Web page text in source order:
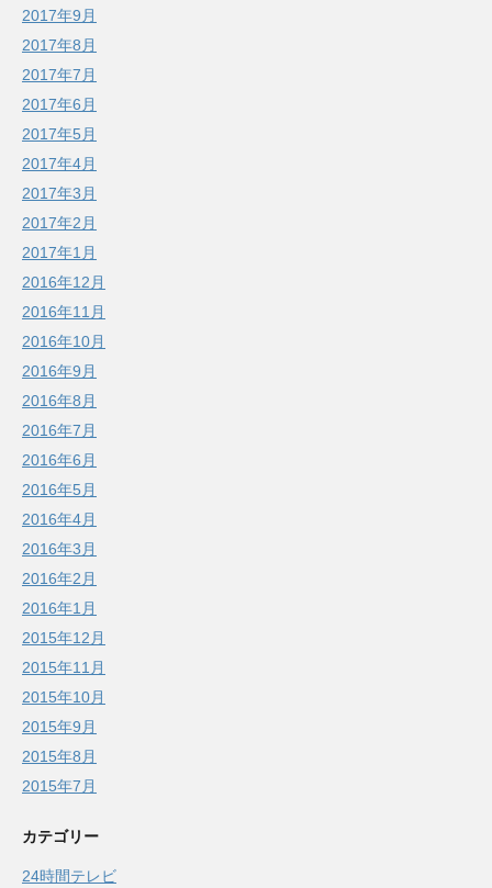
2017年9月
2017年8月
2017年7月
2017年6月
2017年5月
2017年4月
2017年3月
2017年2月
2017年1月
2016年12月
2016年11月
2016年10月
2016年9月
2016年8月
2016年7月
2016年6月
2016年5月
2016年4月
2016年3月
2016年2月
2016年1月
2015年12月
2015年11月
2015年10月
2015年9月
2015年8月
2015年7月
カテゴリー
24時間テレビ